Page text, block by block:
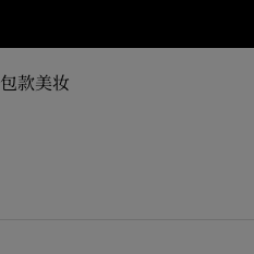
包款美妆